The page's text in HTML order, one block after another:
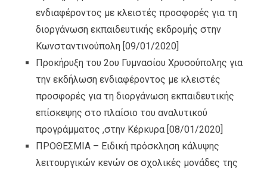
ενδιαφέροντος με κλειστές προσφορές για τη
διοργάνωση εκπαιδευτικής εκδρομής στην
Κωνσταντινούπολη [09/01/2020]
Προκήρυξη του 2ου Γυμνασίου Χρυσούπολης για
την εκδήλωση ενδιαφέροντος με κλειστές
προσφορές για τη διοργάνωση εκπαιδευτικής
επίσκεψης στο πλαίσιο του αναλυτικού
προγράμματος ,στην Κέρκυρα [08/01/2020]
ΠΡΟΘΕΣΜΙΑ – Ειδική πρόσκληση κάλυψης
λειτουργικών κενών σε σχολικές μονάδες της